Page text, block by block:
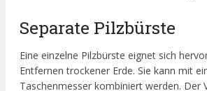
Separate Pilzbürste
Eine einzelne Pilzbürste eignet sich
Entfernen trockener Erde. Sie kann mit
Taschenmesser kombiniert werden. Der